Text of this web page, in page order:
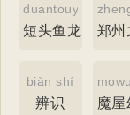
duantouyulong
短头鱼龙 郑州
biàn shí
辨识 魔屋